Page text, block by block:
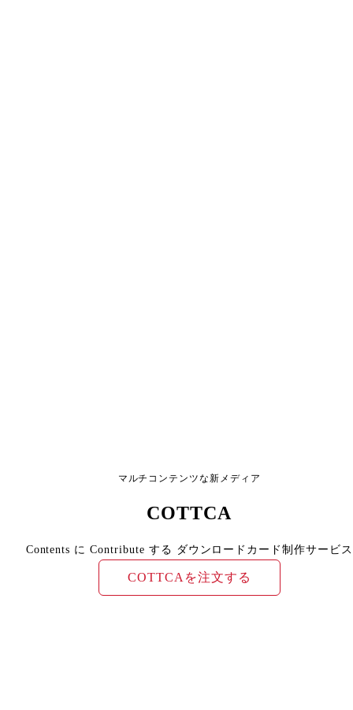
マルチコンテンツな新メディア
COTTCA
Contents に Contribute する ダウンロードカード制作サービス
COTTCAを注文する